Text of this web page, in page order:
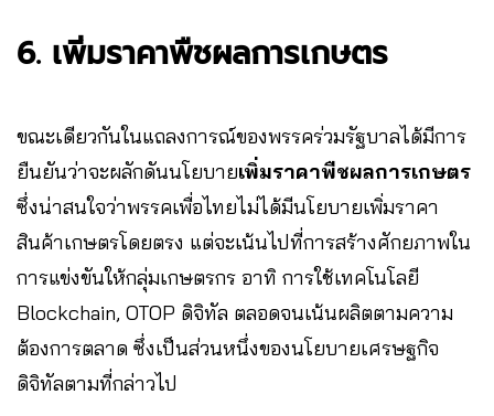
6. เพิ่มราคาพืชผลการเกษตร
ขณะเดียวกันในแถลงการณ์ของพรรคร่วมรัฐบาลได้มีการ
ยืนยันว่าจะผลักดันนโยบายเพิ่มราคาพืชผลการเกษตร
ซึ่งน่าสนใจว่าพรรคเพื่อไทยไม่ได้มีนโยบายเพิ่มราคา
สินค้าเกษตรโดยตรง แต่จะเน้นไปที่การสร้างศักยภาพใน
การแข่งขันให้กลุ่มเกษตรกร อาทิ การใช้เทคโนโลยี
Blockchain, OTOP ดิจิทัล ตลอดจนเน้นผลิตตามความ
ต้องการตลาด ซึ่งเป็นส่วนหนึ่งของนโยบายเศรษฐกิจ
ดิจิทัลตามที่กล่าวไป